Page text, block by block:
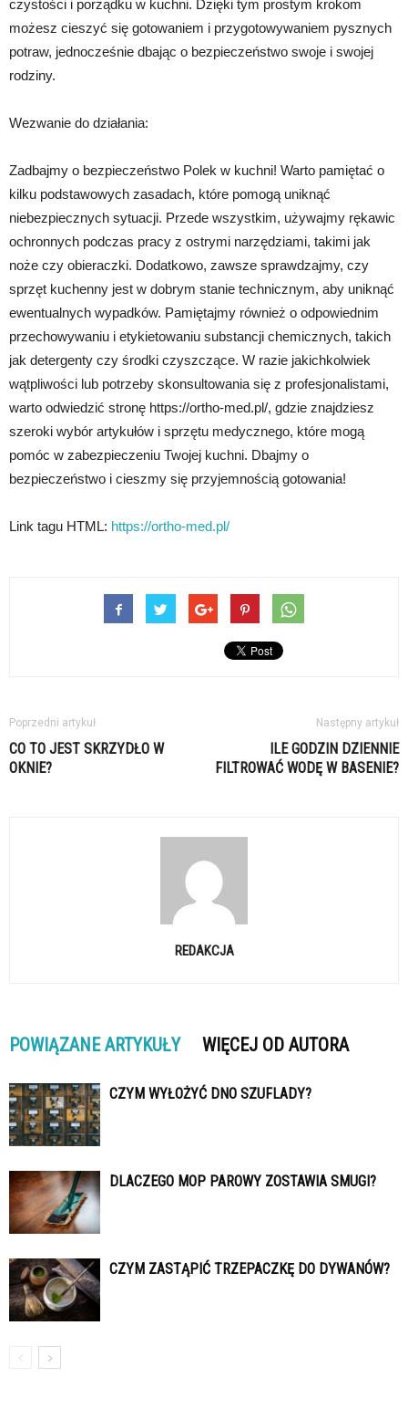
czystości i porządku w kuchni. Dzięki tym prostym krokom
możesz cieszyć się gotowaniem i przygotowywaniem pysznych
potraw, jednocześnie dbając o bezpieczeństwo swoje i swojej
rodziny.
Wezwanie do działania:
Zadbajmy o bezpieczeństwo Polek w kuchni! Warto pamiętać o
kilku podstawowych zasadach, które pomogą uniknąć
niebezpiecznych sytuacji. Przede wszystkim, używajmy rękawic
ochronnych podczas pracy z ostrymi narzędziami, takimi jak
noże czy obieraczki. Dodatkowo, zawsze sprawdzajmy, czy
sprzęt kuchenny jest w dobrym stanie technicznym, aby uniknąć
ewentualnych wypadków. Pamiętajmy również o odpowiednim
przechowywaniu i etykietowaniu substancji chemicznych, takich
jak detergenty czy środki czyszczące. W razie jakichkolwiek
wątpliwości lub potrzeby skonsultowania się z profesjonalistami,
warto odwiedzić stronę https://ortho-med.pl/, gdzie znajdziesz
szeroki wybór artykułów i sprzętu medycznego, które mogą
pomóc w zabezpieczeniu Twojej kuchni. Dbajmy o
bezpieczeństwo i cieszmy się przyjemnością gotowania!
Link tagu HTML: https://ortho-med.pl/
Poprzedni artykuł
CO TO JEST SKRZYDŁO W
OKNIE?
Następny artykuł
ILE GODZIN DZIENNIE
FILTROWAĆ WODĘ W BASENIE?
REDAKCJA
POWIĄZANE ARTYKUŁY WIĘCEJ OD AUTORA
CZYM WYŁOŻYĆ DNO SZUFLADY?
DLACZEGO MOP PAROWY ZOSTAWIA SMUGI?
CZYM ZASTĄPIĆ TRZEPACZKĘ DO DYWANÓW?